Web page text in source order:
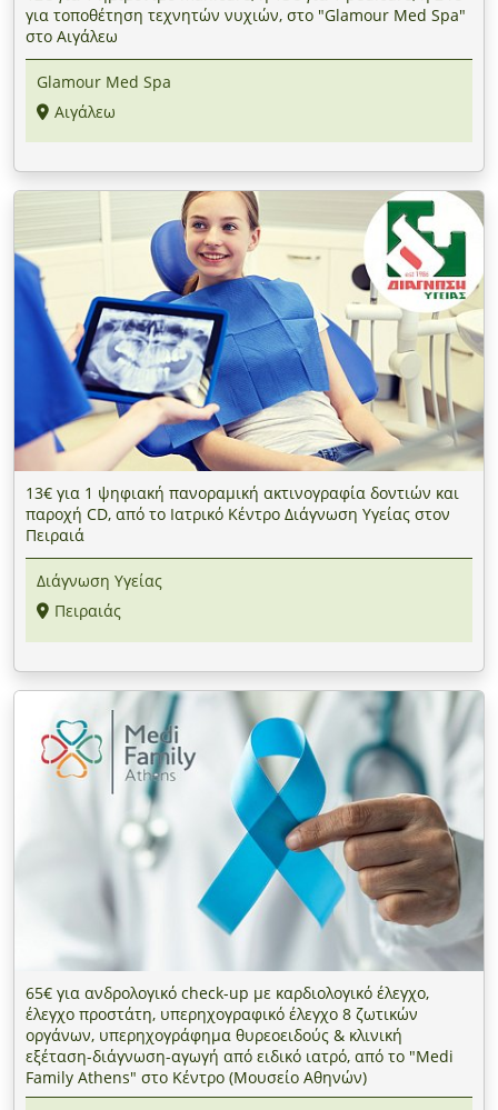
για τοποθέτηση τεχνητών νυχιών, στο "Glamour Med Spa"
στο Αιγάλεω
Glamour Med Spa
Αιγάλεω
13€ για 1 ψηφιακή πανοραμική ακτινογραφία δοντιών και
παροχή CD, από το Ιατρικό Κέντρο Διάγνωση Υγείας στον
Πειραιά
Διάγνωση Υγείας
Πειραιάς
65€ για ανδρολογικό check-up με καρδιολογικό έλεγχο,
έλεγχο προστάτη, υπερηχογραφικό έλεγχο 8 ζωτικών
οργάνων, υπερηχογράφημα θυρεοειδούς & κλινική
εξέταση-διάγνωση-αγωγή από ειδικό ιατρό, από το "Medi
Family Athens" στο Κέντρο (Μουσείο Αθηνών)